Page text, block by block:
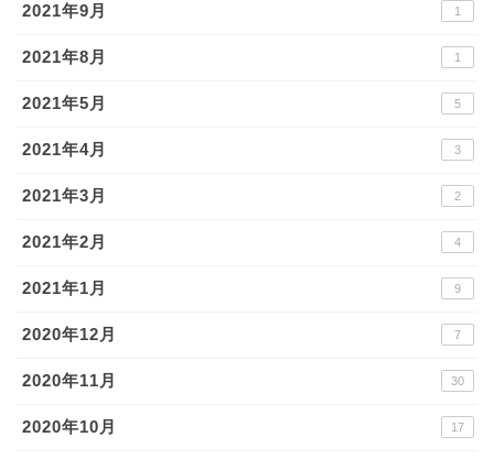
2021年9月 1
2021年8月 1
2021年5月 5
2021年4月 3
2021年3月 2
2021年2月 4
2021年1月 9
2020年12月 7
2020年11月 30
2020年10月 17